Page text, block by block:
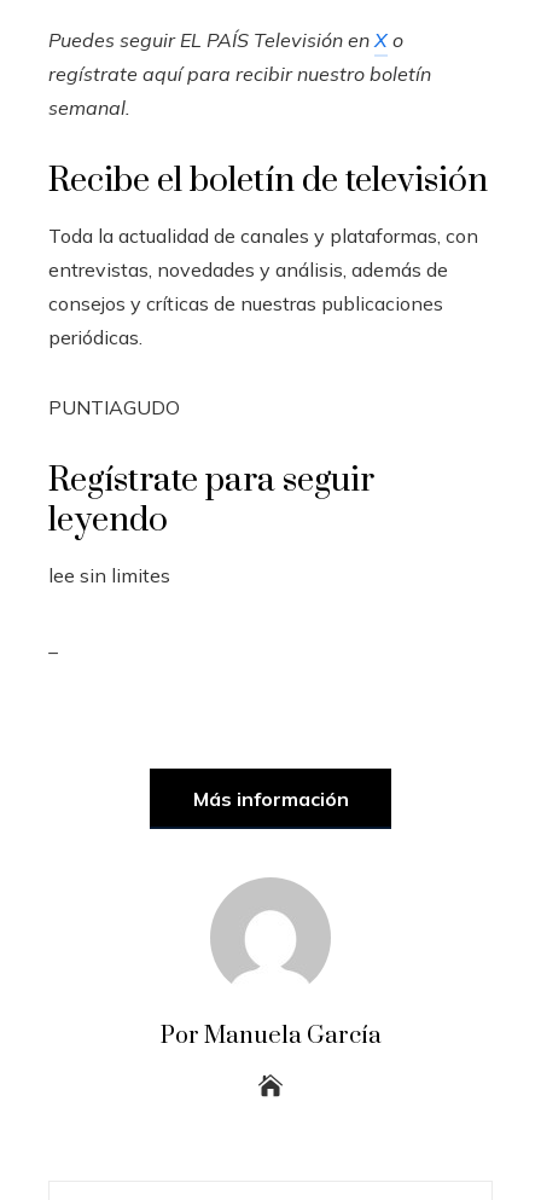
Puedes seguir EL PAÍS Televisión en X o
regístrate aquí para recibirnuestro boletín
semanal
Recibe el boletín de televisión
Toda la actualidad de canales y plataformas, con
entrevistas, novedades y análisis, además de
consejos y críticas de nuestras publicaciones
periódicas.
PUNTIAGUDO
Regístrate para seguir
leyendo
lee sin limites
Más información
Por Manuela García